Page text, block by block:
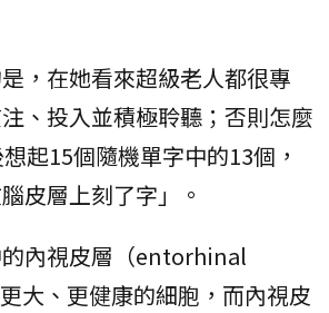
，在她看來超級老人都很專
、投入並積極聆聽；否則怎麼
起15個隨機單字中的13個，
皮層上刻了字」。
內視皮層（entorhinal
大、更健康的細胞，而內視皮